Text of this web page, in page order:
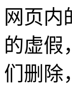
网页内
的虚假
们删除